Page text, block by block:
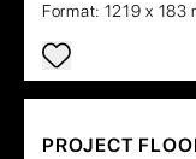
Format: 1219 x 183
PROJECT